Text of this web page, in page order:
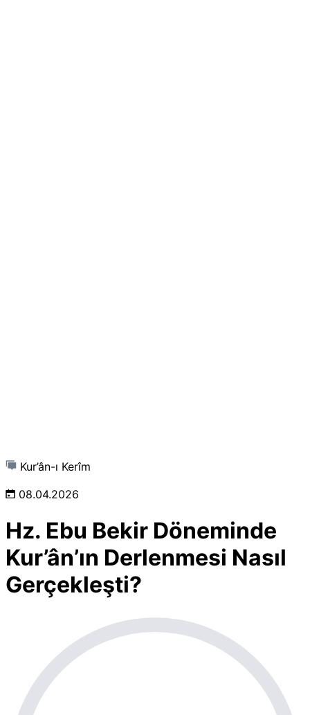
Kur’ân-ı Kerîm
08.04.2026
Hz. Ebu Bekir Döneminde
Kur’ân’ın Derlenmesi Nasıl
Gerçekleşti?